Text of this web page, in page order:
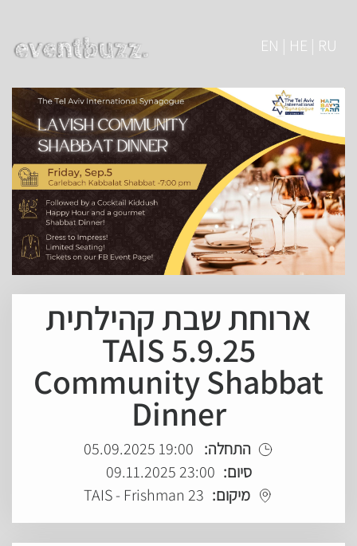
EN | HE | RU
ארוחת שבת קהילתית
5.9.25 TAIS
Community Shabbat
Dinner
התחלה: 19:00 05.09.2025
סיום: 23:00 09.11.2025
מיקום: TAIS - Frishman 23